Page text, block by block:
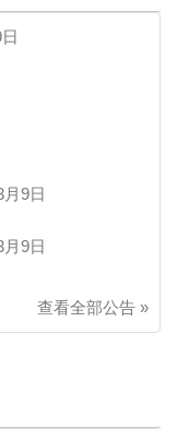
月9日
月9日
查看全部公告 »